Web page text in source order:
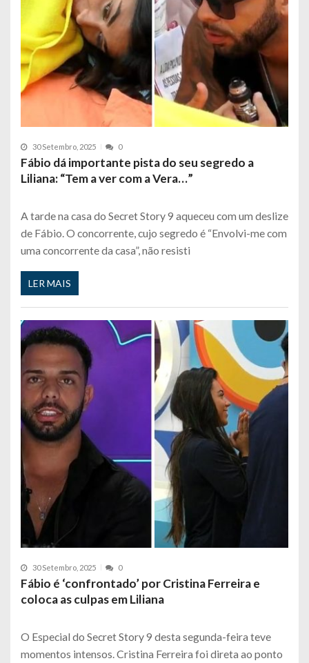
30 Setembro, 2025 0
Fábio dá importante pista do seu segredo a
Liliana: “Tem a ver com a Vera…”
A tarde na casa do Secret Story 9 aqueceu com um deslize
de Fábio. O concorrente, cujo segredo é “Envolvi-me com
uma concorrente da casa”, não resisti
LER MAIS
30 Setembro, 2025 0
Fábio é ‘confrontado’ por Cristina Ferreira e
coloca as culpas em Liliana
O Especial do Secret Story 9 desta segunda-feira teve
momentos intensos. Cristina Ferreira foi direta ao ponto